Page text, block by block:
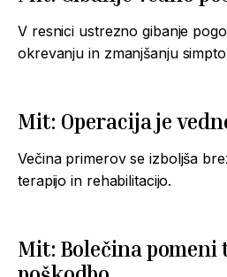
V resnici ustrezno gibanje
okrevanju in zmanjšanju
Mit: Operacija je
Večina primerov se izboljša
terapijo in rehabilitacijo.
Mit: Bolečina pomeni